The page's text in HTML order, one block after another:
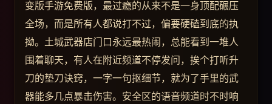
变版手游免费版，最过瘾的从来不是一身顶配碾压
全场，而是所有人都说打不过，偏要硬磕到底的执
拗。土城武器店门口永远最热闹，总能看到一堆人
围着聊天，有人在附近频道不停发问，挨个打听升
刀的垫刀诀窍，一字一句抠细节，就为了手里的武
器能多几点暴击伤害。安全区的语音频道时不时响